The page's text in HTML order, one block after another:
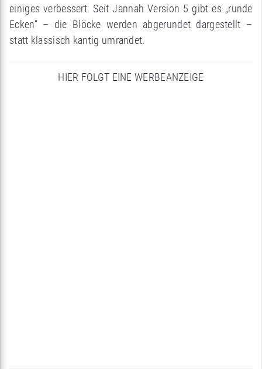
einiges verbessert. Seit Jannah Version 5 gibt es „runde
Ecken“ – die Blöcke werden abgerundet dargestellt –
statt klassisch kantig umrandet.
HIER FOLGT EINE WERBEANZEIGE